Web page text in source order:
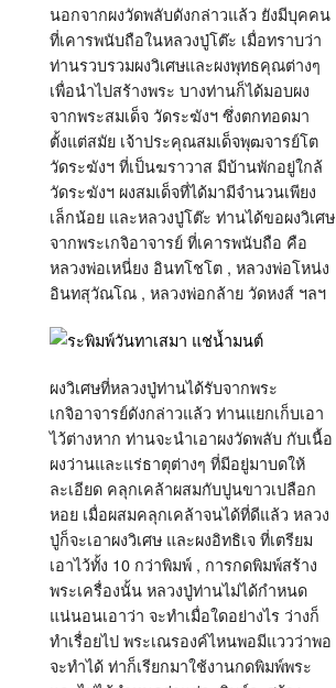
นอกจากผงวัดพลับดังกล่าวแล้ว ยังมีบุคคน
ที่เคารพนับถือในหลวงปู่โต๊ะ เมื่อทราบว่า
ท่านรวบรวมผงวิเศษและผงพุทธคุณต่างๆ
เพื่อนำไปสร้างพระ บางท่านก็ได้มอบผง
จากพระสมเด็จ วัดระฆังฯ ซึ่งตกทอดมา
ตั้งแต่สมัย เจ้าประคุณสมเด็จพุฒจารย์โต
วัดระฆังฯ ที่เป็นฆราวาส มีบ้านพักอยู่ใกล้
วัดระฆังฯ ผงสมเด็จที่ได้มามีจำนวนเพียง
เล็กน้อย และหลวงปู่โต๊ะ ท่านได้ขอผงวิเศษ
จากพระเกจิอาจารย์ ที่เคารพนับถือ คือ
หลวงพ่อเหนี่ยง อินทโชโต , หลวงพ่อโหน่ง
อินทสุวัณโณ , หลวงพ่อกล้าย วัดหงส์ ฯลฯ
ผงวิเศษที่หลวงปู่ท่านได้รับจากพระ
เกจิอาจารย์ดังกล่าวแล้ว ท่านแยกเก็บเอา
ไว้ต่างหาก ท่านจะนำเอาผงวัดพลับ กับเนื้อ
ผงว่านและแร่ธาตุต่างๆ ที่มีอยู่มาบดให้
ละเอียด คลุกเคล้าผสมกับปูนขาวเปลือก
หอย เมื่อผสมคลุกเคล้าจนได้ที่ดีแล้ว หลวง
ปู่ก็จะเอาผงวิเศษ และผงอิทธิเจ ที่เตรียม
เอาไว้ทั้ง 10 กว่าพิมพ์ , การกดพิมพ์สร้าง
พระเครื่องนั้น หลวงปู่ท่านไม่ได้กำหนด
แน่นอนเอาว่า จะทำเมื่อใดอย่างไร ว่างก็
ทำเรื่อยไป พระเณรองค์ไหนพอมีแววว่าพอ
จะทำได้ ท่าก็เรียกมาใช้งานกดพิมพ์พระ